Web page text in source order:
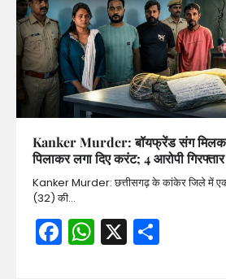
Kanker Murder: बॉयफ्रेंड संग मिलकर
पिलाकर लगा दिए करंट; 4 आरोपी गिरफ्तार
Kanker Murder: छत्तीसगढ़ के कांकेर जिले में
(32) की…
Facebook
WhatsApp
X